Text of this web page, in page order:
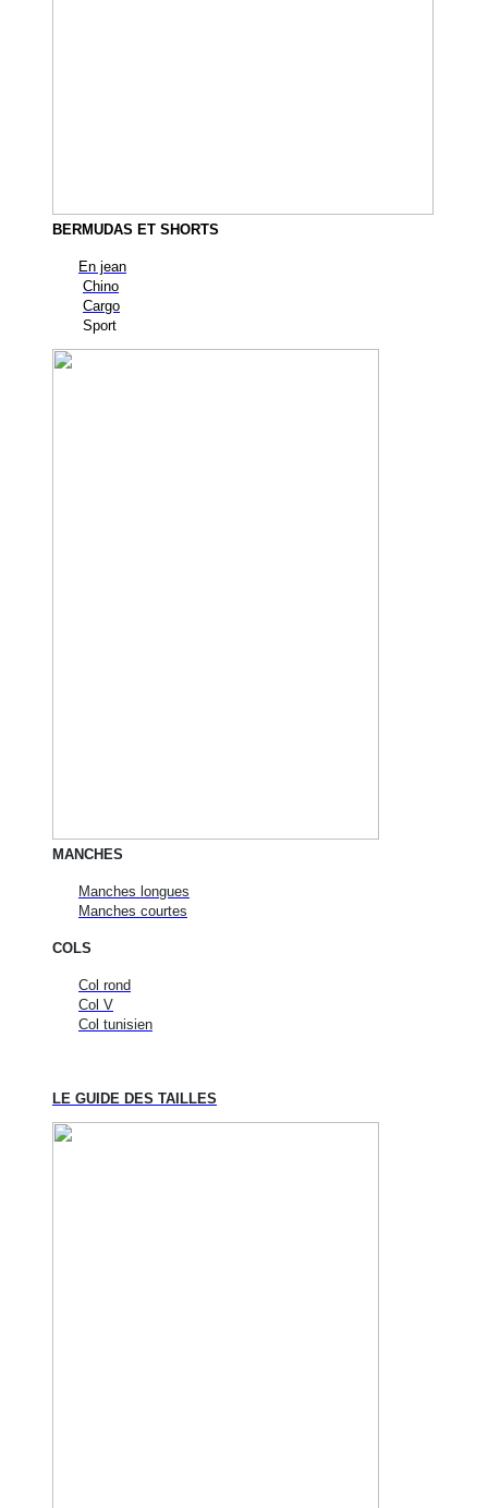
BERMUDAS ET SHORTS
En jean
Chino
Cargo
Sport
MANCHES
Manches longues
Manches courtes
COLS
Col rond
Col V
Col tunisien
LE GUIDE DES TAILLES